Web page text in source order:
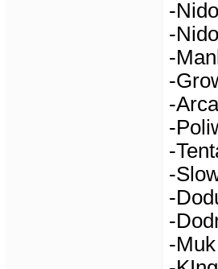
-
-
-
-
-
-
-
-
-
-
-